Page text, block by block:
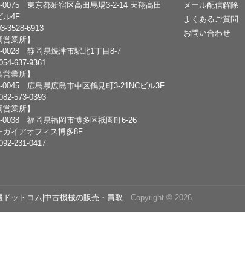
0075 東京都新宿区高田馬場3-2-14 天翔高田
ル4F
3528-6913
営業所】
0028 静岡県焼津市駅北1丁目8-7
637-9361
営業所】
0045 広島県広島市中区鶴見町3-21NCビル3F
573-0393
営業所】
0038 福岡県福岡市博多区祇園町6-26
ガイアオフィス博多8F
231-0417
メール配信解除
よくあるご質問
お問い合わせ
ドットコム|中古機械の販売・買取 Copyright © 2026.